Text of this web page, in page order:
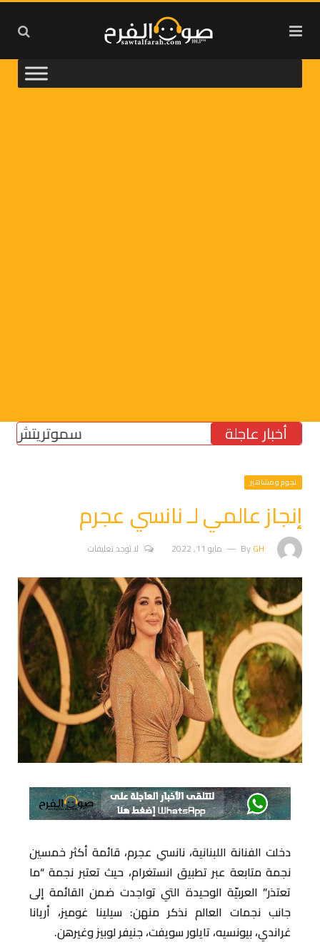
أخبار عاجلة سموتريتش: بقاء
نجوم ومشاهير
إنجاز عالمي لـ نانسي عجرم
ByGH مايو 11, 2022 لا توجد تعليقات
دخلت الفنانة اللبنانية، نانسي عجرم، قائمة أكثر خمسين
نجمة متابعة عبر تطبيق انستغرام، حيث تعتبر نجمة “ما
تعتذر” العربيّة الوحيدة التي تواجدت ضمن القائمة إلى
جانب نجمات العالم نذكر منهن: سيلينا غوميز، أريانا
غراندي، بيونسيه، تايلور سويفت، جنيفر لوبيز وغيرهن.